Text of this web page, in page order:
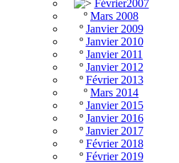
Février2007
º Mars 2008
º Janvier 2009
º Janvier 2010
º Janvier 2011
º Janvier 2012
º Février 2013
º Mars 2014
º Janvier 2015
º Janvier 2016
º Janvier 2017
º Février 2018
º Février 2019